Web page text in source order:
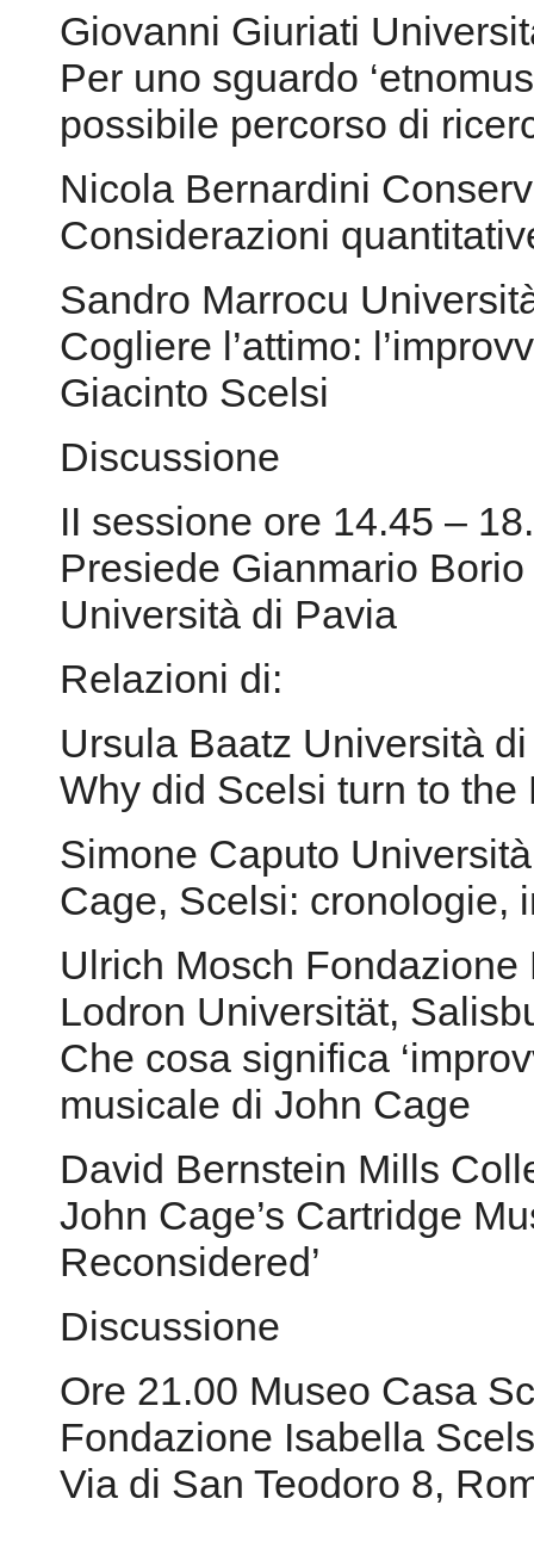
Giovanni Giuriati
Per uno sguardo
possibile percorso di
Nicola Bernardini
Considerazioni
Sandro Marrocu
Cogliere l’attimo:
Giacinto Scelsi
Discussione
II sessione ore 14.45 –
Presiede Gianmario
Università di Pavia
Relazioni di:
Ursula Baatz Università
Why did Scelsi turn to the
Simone Caputo
Cage, Scelsi: cronologie,
Ulrich Mosch
Lodron Universität,
Che cosa significa
musicale di John Cage
David Bernstein Mills
John Cage’s Cartridge
Reconsidered’
Discussione
Ore 21.00 Museo Casa
Fondazione Isabella
Via di San Teodoro 8,